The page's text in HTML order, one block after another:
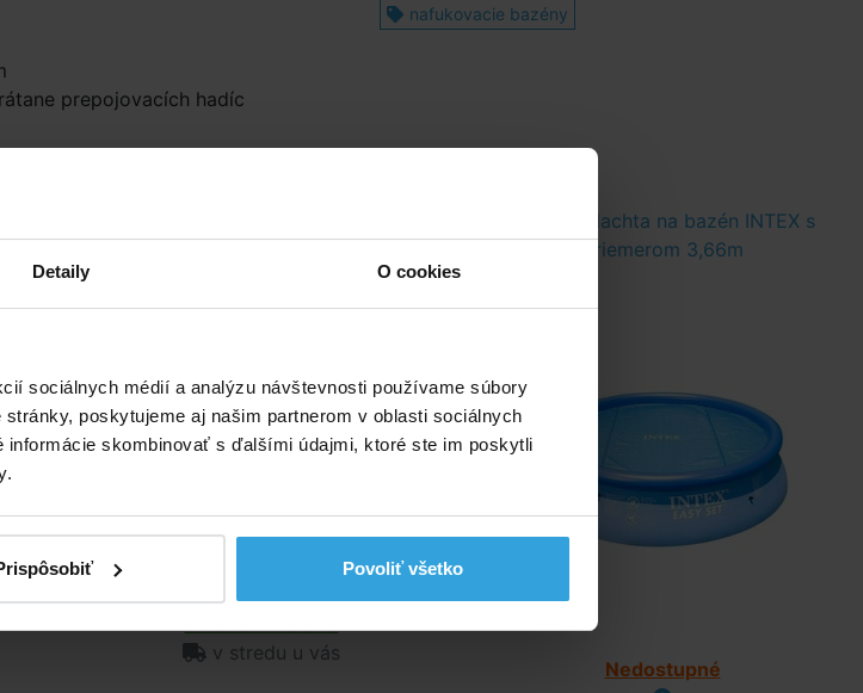
Detaily O cookies
sociálnych médií a analýzu návštevnosti používame súbory
poskytujeme aj našim partnerom v oblasti sociálnych
skombinovať s ďalšími údajmi, ktoré ste im poskytli
Povoliť všetko
prepojovacích hadíc
nafukovacie bazény
tablety, tester, plavák malý)
Skladom > 50 ks
v stredu u vás
Solárna plachta na bazén INTEX s
priemerom 3,66m
Nedostupné